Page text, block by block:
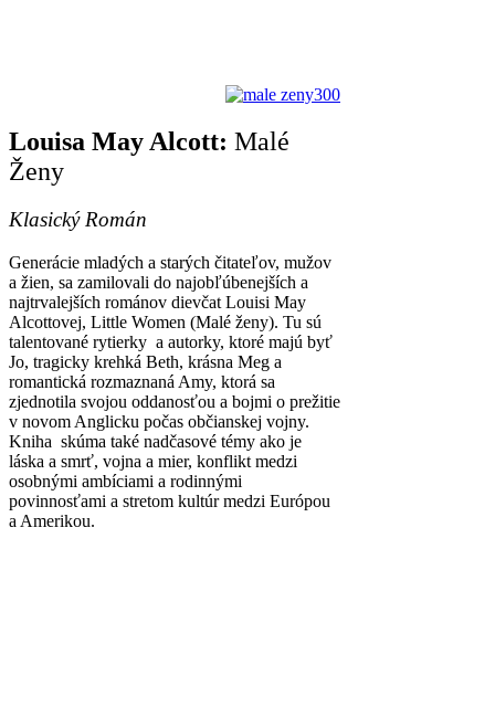
Louisa May Alcott: Malé
Ženy
Klasický Román
Generácie mladých a starých čitateľov, mužov
a žien, sa zamilovali do najobľúbenejších a
najtrvalejších románov dievčat Louisi May
Alcottovej, Little Women (Malé ženy). Tu sú
talentované rytierky a autorky, ktoré majú byť
Jo, tragicky krehká Beth, krásna Meg a
romantická rozmaznaná Amy, ktorá sa
zjednotila svojou oddanosťou a bojmi o prežitie
v novom Anglicku počas občianskej vojny.
Kniha skúma také nadčasové témy ako je
láska a smrť, vojna a mier, konflikt medzi
osobnými ambíciami a rodinnými
povinnosťami a stretom kultúr medzi Európou
a Amerikou.